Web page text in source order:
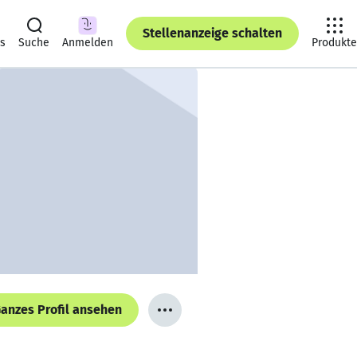
Suche Anmelden
Stellenanzeige schalten
Produkte
Profil ansehen